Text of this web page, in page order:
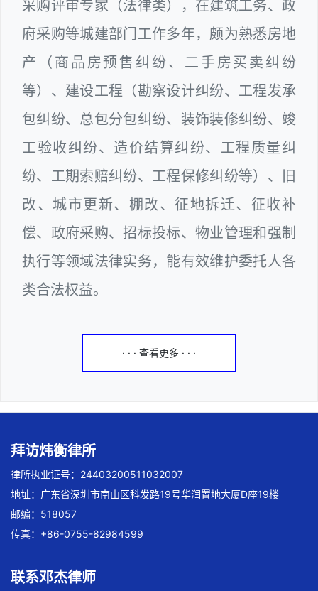
采购评审专家（法律类），在建筑工务、政
府采购等城建部门工作多年，颇为熟悉房地
产（商品房预售纠纷、二手房买卖纠纷
等）、建设工程（勘察设计纠纷、工程发承
包纠纷、总包分包纠纷、装饰装修纠纷、竣
工验收纠纷、造价结算纠纷、工程质量纠
纷、工期索赔纠纷、工程保修纠纷等）、旧
改、城市更新、棚改、征地拆迁、征收补
偿、政府采购、招标投标、物业管理和强制
执行等领域法律实务，能有效维护委托人各
类合法权益。
· · · 查看更多 · · ·
拜访炜衡律所
律所执业证号：24403200511032007
地址：广东省深圳市南山区科发路19号华润置地大厦D座19楼
邮编：518057
传真：+86-0755-82984599
联系邓杰律师